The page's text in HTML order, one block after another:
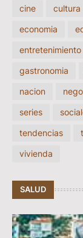
cine
cultura
economia
entretenimiento
gastronomia
nacion
series
tendencias
vivienda
SALUD